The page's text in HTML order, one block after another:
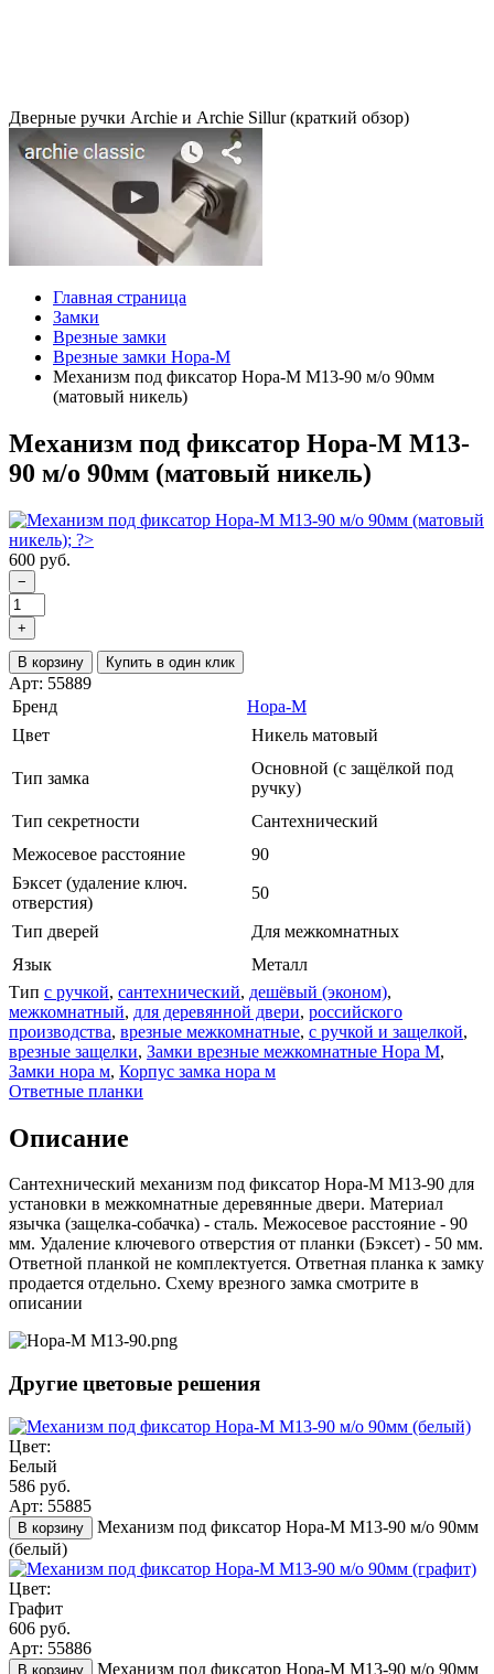
Дверные ручки Archie и Archie Sillur (краткий обзор)
Главная страница
Замки
Врезные замки
Врезные замки Нора-М
Механизм под фиксатор Нора-М М13-90 м/о 90мм
(матовый никель)
Механизм под фиксатор Нора-М М13-
90 м/о 90мм (матовый никель)
600 руб.
−
+
В корзину Купить в один клик
Арт: 55889
Бренд
Нора-М
Цвет
Никель матовый
Тип замка
Основной (с защёлкой под
ручку)
Тип секретности
Сантехнический
Межосевое расстояние
90
Бэксет (удаление ключ.
отверстия)
50
Тип дверей
Для межкомнатных
Язык
Металл
Тип с ручкой, сантехнический, дешёвый (эконом),
межкомнатный, для деревянной двери, российского
производства, врезные межкомнатные, с ручкой и защелкой,
врезные защелки, Замки врезные межкомнатные Нора М,
Замки нора м, Корпус замка нора м
Ответные планки
Описание
Сантехнический механизм под фиксатор Нора-М М13-90 для
установки в межкомнатные деревянные двери. Материал
язычка (защелка-собачка) - сталь. Межосевое расстояние - 90
мм. Удаление ключевого отверстия от планки (Бэксет) - 50 мм.
Ответной планкой не комплектуется. Ответная планка к замку
продается отдельно. Схему врезного замка смотрите в
описании
Другие цветовые решения
Цвет:
Белый
586 руб.
Арт: 55885
В корзину
Механизм под фиксатор Нора-М М13-90 м/о 90мм
(белый)
Цвет:
Графит
606 руб.
Арт: 55886
В корзину Механизм под фиксатор Нора-М М13-90 м/о 90мм